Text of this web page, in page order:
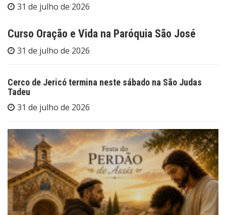
31 de julho de 2026
Curso Oração e Vida na Paróquia São José
31 de julho de 2026
Cerco de Jericó termina neste sábado na São Judas
Tadeu
31 de julho de 2026